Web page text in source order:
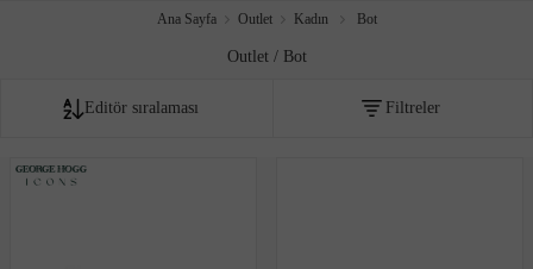
Ana Sayfa Outlet Kadın Bot
Outlet / Bot
Editör sıralaması Filtreler